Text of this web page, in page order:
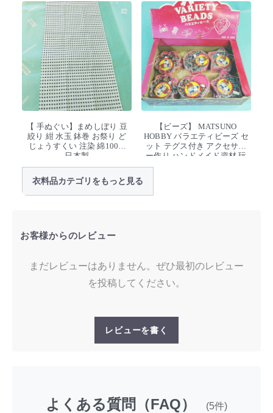
【 手ぬぐい】まめしぼり 豆
絞り 紺 水玉 鉢巻 お祭り ど
じょうすくい 注染 綿100%
日本製
【ビーズ】 MATSUNO
HOBBY バラエティビーズ セ
ット テグス付き アクセサリ
ー作り ハンドメイド資材 玩
衣料品カテゴリをもっと見る
お客様からのレビュー
まだレビューはありません。ぜひ最初のレビュー
を投稿してください。
レビューを書く
よくある質問（FAQ） (5件)